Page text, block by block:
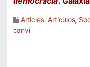
Articles, Artículos,
canvi